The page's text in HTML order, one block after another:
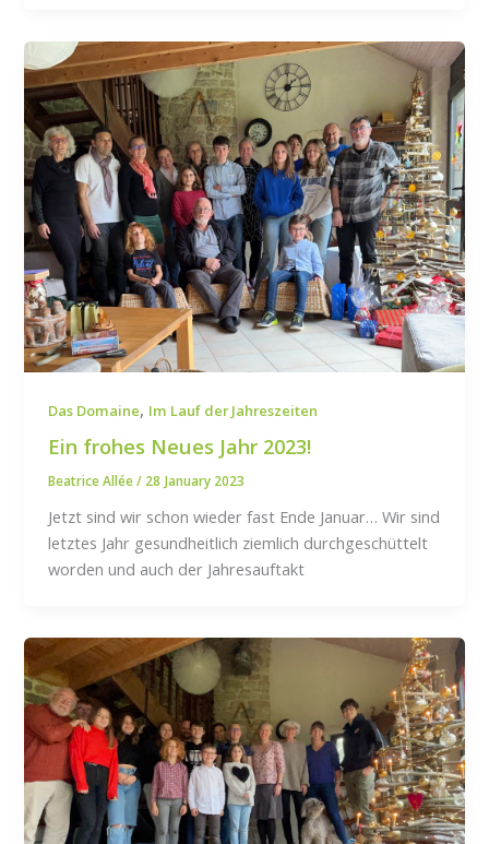
Das Domaine, Im Lauf der Jahreszeiten
Ein frohes Neues Jahr 2023!
Beatrice Allée/ 28 January 2023
Jetzt sind wir schon wieder fast Ende Januar… Wir sind
letztes Jahr gesundheitlich ziemlich durchgeschüttelt
worden und auch der Jahresauftakt